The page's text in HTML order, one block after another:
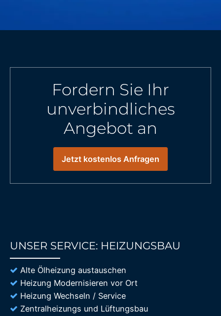
Fordern Sie Ihr
unverbindliches
Angebot an
Jetzt kostenlos Anfragen
UNSER SERVICE: HEIZUNGSBAU
Alte Ölheizung austauschen
Heizung Modernisieren vor Ort
Heizung Wechseln / Service
Zentralheizungs und Lüftungsbau